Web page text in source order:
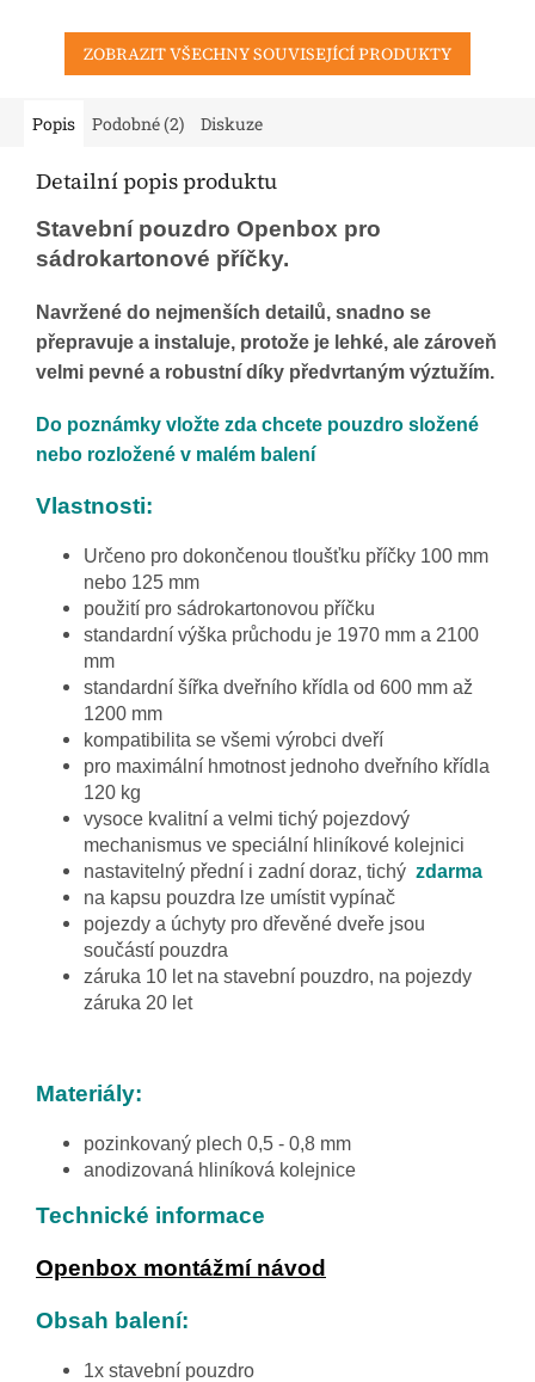
ZOBRAZIT VŠECHNY SOUVISEJÍCÍ PRODUKTY
Popis Podobné (2) Diskuze
Detailní popis produktu
Stavební pouzdro Openbox pro
sádrokartonové příčky.
Navržené do nejmenších detailů, snadno se
přepravuje a instaluje, protože je lehké, ale zároveň
velmi pevné a robustní díky předvrtaným výztužím.
Do poznámky vložte zda chcete pouzdro složené
nebo rozložené v malém balení
Vlastnosti:
Určeno pro dokončenou tloušťku příčky 100 mm
nebo 125 mm
použití pro sádrokartonovou příčku
standardní výška průchodu je 1970 mm a 2100
mm
standardní šířka dveřního křídla od 600 mm až
1200 mm
kompatibilita se všemi výrobci dveří
pro maximální hmotnost jednoho dveřního křídla
120 kg
vysoce kvalitní a velmi tichý pojezdový
mechanismus ve speciální hliníkové kolejnici
nastavitelný přední i zadní doraz, tichý zdarma
na kapsu pouzdra lze umístit vypínač
pojezdy a úchyty pro dřevěné dveře jsou
součástí pouzdra
záruka 10 let na stavební pouzdro, na pojezdy
záruka 20 let
Materiály:
pozinkovaný plech 0,5 - 0,8 mm
anodizovaná hliníková kolejnice
Technické informace
Openbox montážmí návod
Obsah balení:
1x stavební pouzdro